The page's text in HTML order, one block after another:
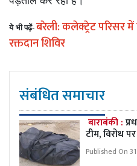
ये भी पढ़ें- बरेली: कलेक्ट्रेट परिसर में
रक्तदान शिविर
संबंधित समाचार
बाराबंकी :
टीम, विरोध
Published On